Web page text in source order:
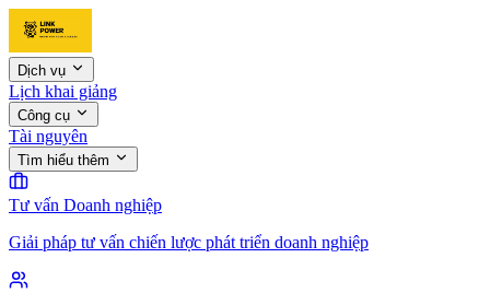
Dịch vụ
Lịch khai giảng
Công cụ
Tài nguyên
Tìm hiểu thêm
Tư vấn Doanh nghiệp
Giải pháp tư vấn chiến lược phát triển doanh nghiệp